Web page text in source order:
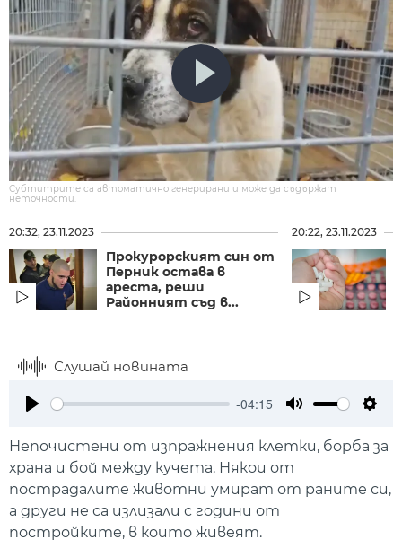
Субтитрите са автоматично генерирани и може да съдържат
неточности.
20:32, 23.11.2023
Прокурорският син от
Перник остава в
ареста, реши
Районният съд в...
20:22, 23.11.2023
Слушай новината
-04:15
Непочистени от изпражнения клетки, борба за
храна и бой между кучета. Някои от
пострадалите животни умират от раните си,
а други не са излизали с години от
постройките, в които живеят.